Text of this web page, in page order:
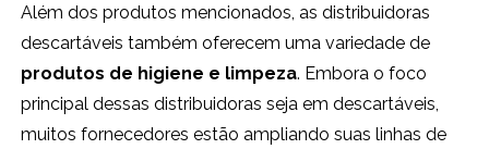
Além dos produtos mencionados, as distribuidoras
descartáveis também oferecem uma variedade de
produtos de higiene e limpeza. Embora o foco
principal dessas distribuidoras seja em descartáveis,
muitos fornecedores estão ampliando suas linhas de